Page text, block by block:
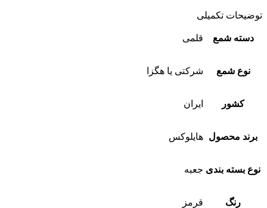
توضیحات تکمیلی
دسته شمع قلمی
نوع شمع شرکتی یا هگزا
کشور ایران
برند محصول هایلوکس
نوع بسته بندی جعبه
رنگ قرمز